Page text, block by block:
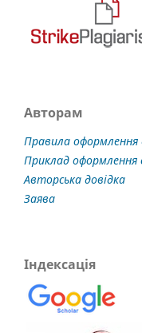
Авторам
Правила
Приклад
Авторська довідка
Заява
Індексація